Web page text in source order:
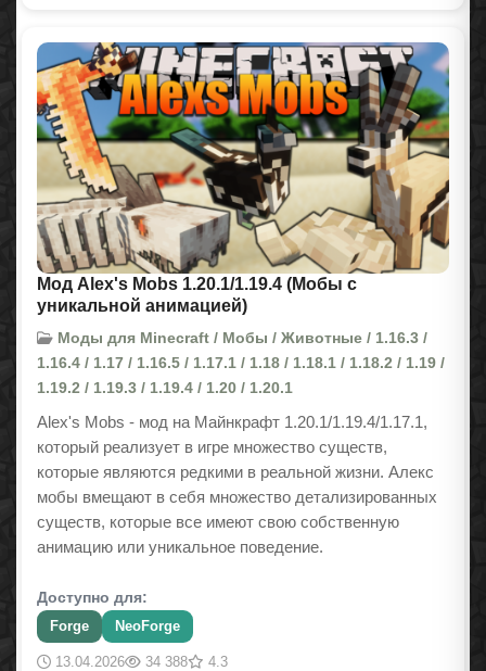
Мод Alex's Mobs 1.20.1/1.19.4 (Мобы с
уникальной анимацией)
Моды для Minecraft / Мобы / Животные / 1.16.3 /
1.16.4 / 1.17 / 1.16.5 / 1.17.1 / 1.18 / 1.18.1 / 1.18.2 / 1.19 /
1.19.2 / 1.19.3 / 1.19.4 / 1.20 / 1.20.1
Alex's Mobs - мод на Майнкрафт 1.20.1/1.19.4/1.17.1,
который реализует в игре множество существ,
которые являются редкими в реальной жизни. Алекс
мобы вмещают в себя множество детализированных
существ, которые все имеют свою собственную
анимацию или уникальное поведение.
Доступно для:
Forge NeoForge
13.04.2026 34 388 4.3